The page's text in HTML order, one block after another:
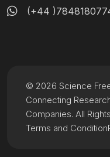
(+44
Terms and Condition
© 2026 Science
Connecting
Companies. All